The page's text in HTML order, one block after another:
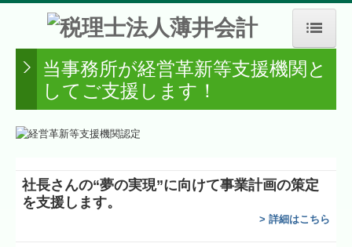
ホーム
事務所紹介
事務所概要
業務案内
当事務所が経営革新等支援機関と
してご支援します！
社長さんの“夢の実現”に向けて事業計画の策定
を支援します。
> 詳細はこちら